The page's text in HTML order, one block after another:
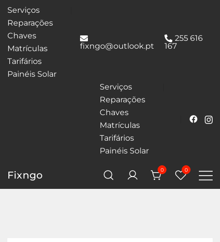
Serviços
Reparações
Chaves
Matrículas
Tarifários
Painéis Solar
fixngo@outlook.pt
255 616
167
Serviços
Reparações
Chaves
Matrículas
Tarifários
Painéis Solar
Fixngo 0 0